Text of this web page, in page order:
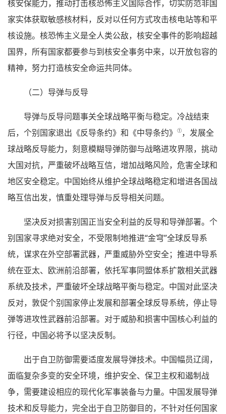
核安保能力，推动打击核恐怖主义国际合作，切实防范非国
家实体获取敏感核材料，反对以任何方式攻击核电站等和平
核设施。核恐怖主义是全人类公敌，核安全事件的影响超越
国界，所有国家都要参与到核安全事务中来，以开放包容的
精神，努力打造核安全命运共同体。
（二）导弹与反导
导弹与反导问题事关全球战略平衡与稳定。冷战结束
后，个别国家退出《反导条约》和《中导条约》 ①，发展全
球战略反导能力，刻意模糊导弹防御与战略进攻界限，挑动
大国对抗，严重破坏战略互信，增加战略风险，危害全球和
地区安全稳定。中国始终从维护全球战略稳定和增进各国战
略互信出发，慎重处理导弹与反导相关问题。
坚决反对损害别国正当安全利益的反导和导弹部署。个
别国家寻求绝对安全，不受限制地推进“金穹”全球反导系
统，谋求在外空部署武器，严重威胁外空安全；推进中导系
统在亚太、欧洲前沿部署，依托军事同盟体系扩散相关武器
系统及技术，严重破坏全球战略平衡与稳定。中国对此坚决
反对，敦促个别国家停止发展和部署全球反导系统，停止导
弹等进攻性武器前沿部署。对于威胁和损害中国核心利益的
行径，中国必将予以坚决反制。
出于自卫防御需要适度发展导弹技术。中国幅员辽阔，
面临复杂多变的安全环境，维护安全、保卫主权和遏制战
争，需要建设相应的现代化军事装备与力量。中国发展导弹
技术和反导能力，完全出于自卫防御目的，不针对任何国家